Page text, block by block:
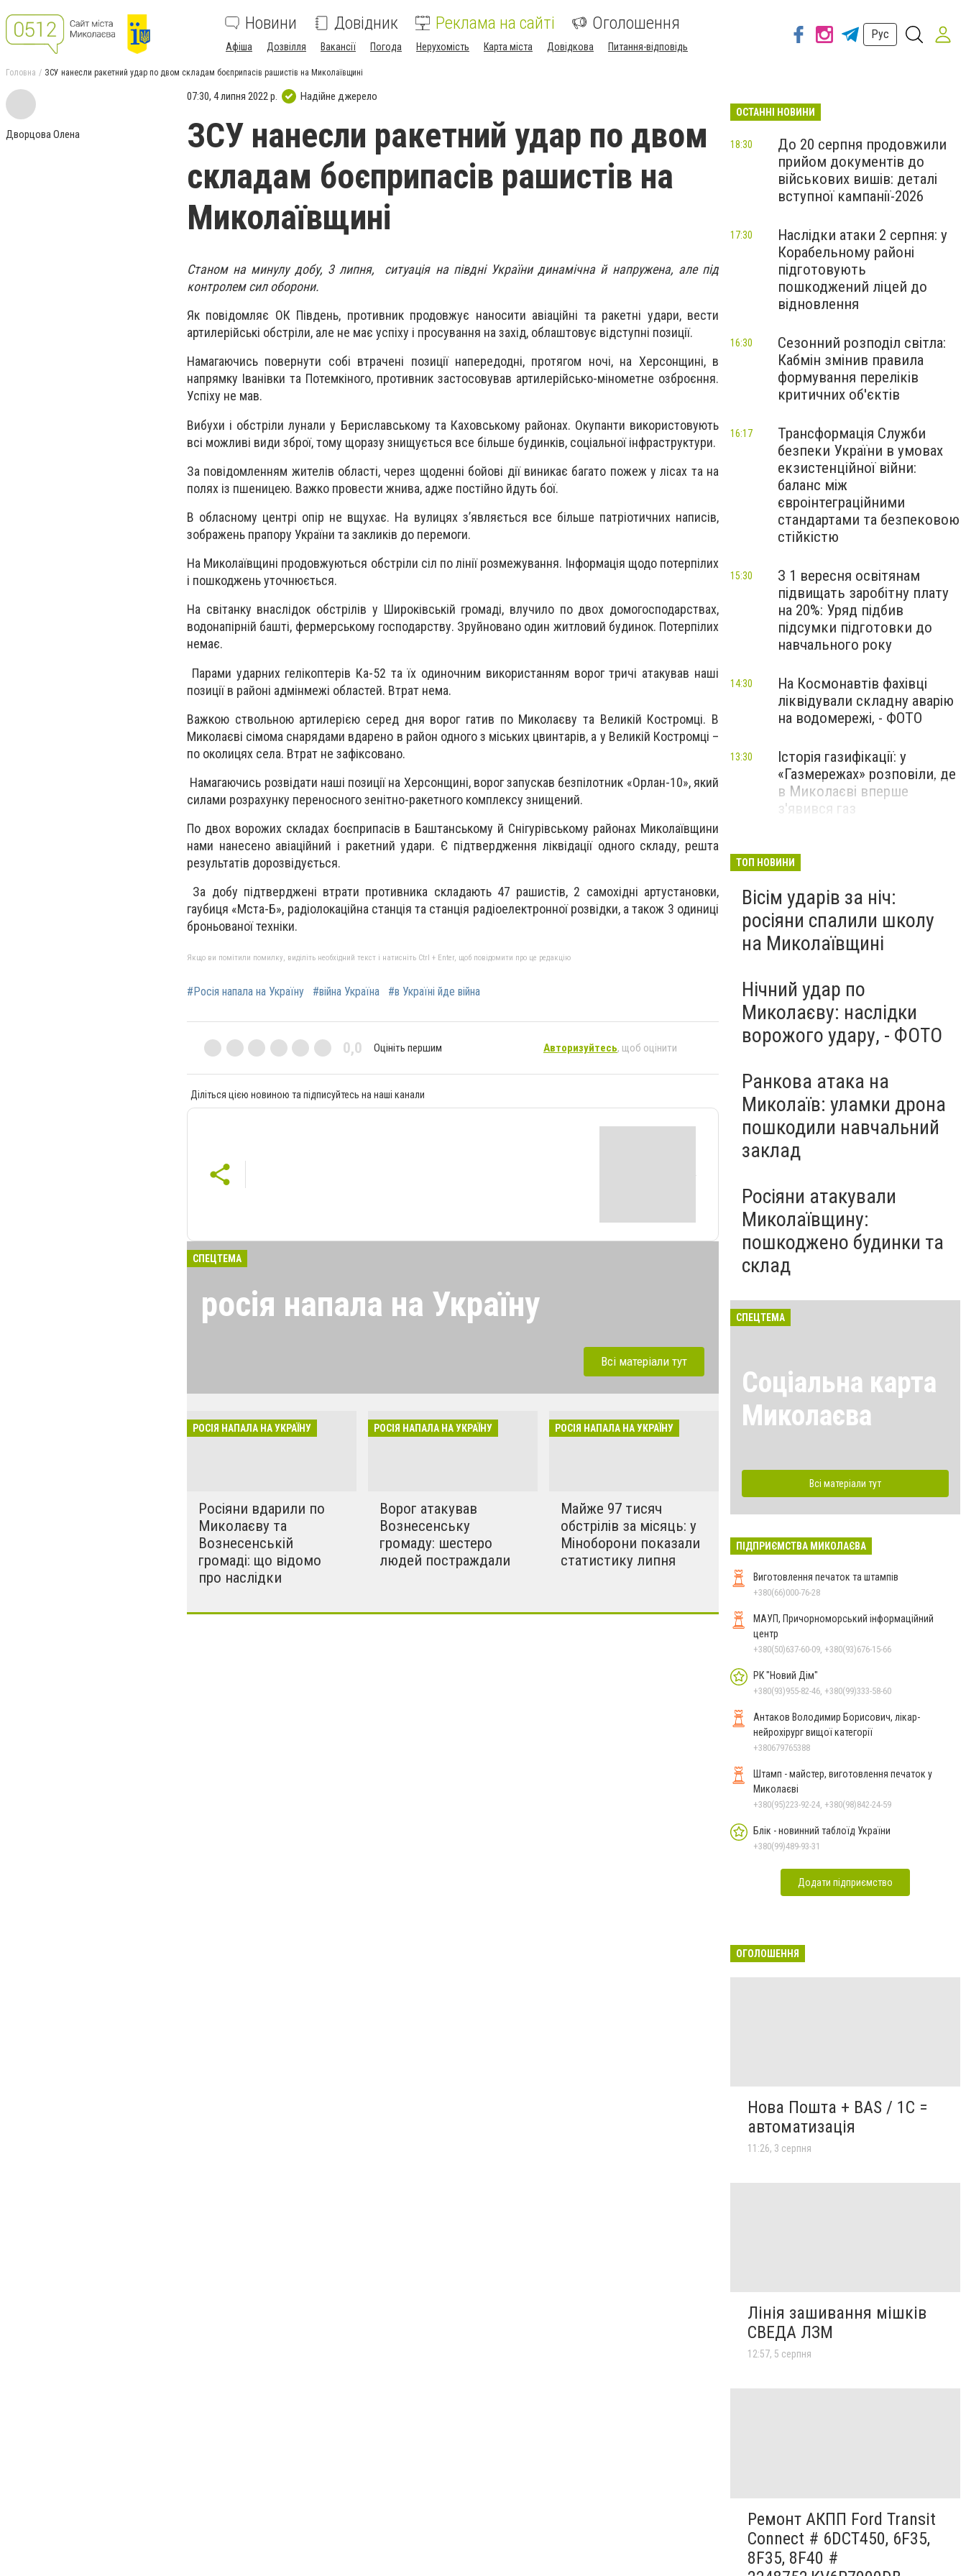
Новини Довідник Реклама на сайті Оголошення
Афіша Дозвілля Вакансії Погода Нерухомість Карта міста Довідкова Питання-відповідь
Рус
Головна ЗСУ нанесли ракетний удар по двом складам боєприпасів рашистів на Миколаївщині
Дворцова Олена
07:30, 4 липня 2022 р. Надійне джерело
ЗСУ нанесли ракетний удар по двом
складам боєприпасів рашистів на
Миколаївщині
Станом на минулу добу, 3 липня, ситуація на півдні України динамічна й напружена, але під
контролем сил оборони.
Як повідомляє ОК Південь, противник продовжує наносити авіаційні та ракетні удари, вести
артилерійські обстріли, але не має успіху і просування на захід, облаштовує відступні позиції.
Намагаючись повернути собі втрачені позиції напередодні, протягом ночі, на Херсонщині, в
напрямку Іванівки та Потемкіного, противник застосовував артилерійсько-мінометне озброєння.
Успіху не мав.
Вибухи і обстріли лунали у Бериславському та Каховському районах. Окупанти використовують
всі можливі види зброї, тому щоразу знищується все більше будинків, соціальної інфраструктури.
За повідомленням жителів області, через щоденні бойові дії виникає багато пожеж у лісах та на
полях із пшеницею. Важко провести жнива, адже постійно йдуть бої.
В обласному центрі опір не вщухає. На вулицях з’являється все більше патріотичних написів,
зображень прапору України та закликів до перемоги.
На Миколаївщині продовжуються обстріли сіл по лінії розмежування. Інформація щодо потерпілих
і пошкоджень уточнюється.
На світанку внаслідок обстрілів у Широківській громаді, влучило по двох домогосподарствах,
водонапірній башті, фермерському господарству. Зруйновано один житловий будинок. Потерпілих
немає.
Парами ударних гелікоптерів Ка-52 та їх одиночним використанням ворог тричі атакував наші
позиції в районі адмінмежі областей. Втрат нема.
Важкою ствольною артилерією серед дня ворог гатив по Миколаєву та Великій Костромці. В
Миколаєві сімома снарядами вдарено в район одного з міських цвинтарів, а у Великій Костромці –
по околицях села. Втрат не зафіксовано.
Намагаючись розвідати наші позиції на Херсонщині, ворог запускав безпілотник «Орлан-10», який
силами розрахунку переносного зенітно-ракетного комплексу знищений.
По двох ворожих складах боєприпасів в Баштанському й Снігурівському районах Миколаївщини
нами нанесено авіаційний і ракетний удари. Є підтвердження ліквідації одного складу, решта
результатів дорозвідується.
За добу підтверджені втрати противника складають 47 рашистів, 2 самохідні артустановки,
гаубиця «Мста-Б», радіолокаційна станція та станція радіоелектронної розвідки, а також 3 одиниці
броньованої техніки.
Якщо ви помітили помилку, виділіть необхідний текст і натисніть Ctrl + Enter, щоб повідомити про це редакцію
#Росія напала на Україну #війна Україна #в Україні йде війна
0,0 Оцініть першим Авторизуйтесь, щоб оцінити
Діліться цією новиною та підписуйтесь на наші канали
СПЕЦТЕМА
росія напала на Україну
розкрадати будинки в селах. Ми боремось
за нашу свободу!!
Всі матеріали тут
РОСІЯ НАПАЛА НА УКРАЇНУ
Росіяни вдарили по
Миколаєву та
Вознесенській
громаді: що відомо
про наслідки
РОСІЯ НАПАЛА НА УКРАЇНУ
Ворог атакував
Вознесенську
громаду: шестеро
людей постраждали
РОСІЯ НАПАЛА НА УКРАЇНУ
Майже 97 тисяч
обстрілів за місяць: у
Міноборони показали
статистику липня
ОСТАННІ НОВИНИ
До 20 серпня продовжили
прийом документів до
військових вишів: деталі
вступної кампанії-2026
18:30
Наслідки атаки 2 серпня: у
Корабельному районі
підготовують
пошкоджений ліцей до
відновлення
17:30
Сезонний розподіл світла:
Кабмін змінив правила
формування переліків
критичних об'єктів
16:30
Трансформація Служби
безпеки України в умовах
екзистенційної війни:
баланс між
євроінтеграційними
стандартами та безпековою
стійкістю
16:17
З 1 вересня освітянам
підвищать заробітну плату
на 20%: Уряд підбив
підсумки підготовки до
навчального року
15:30
На Космонавтів фахівці
ліквідували складну аварію
на водомережі, - ФОТО
14:30
Історія газифікації: у
«Газмережах» розповіли, де
в Миколаєві вперше
з'явився газ
13:30
Миколаєві 2026: шукаємо
перезавантаження
ПАРТНЕРСЬКИЙ СПЕЦПРОЄКТ
ТОП НОВИНИ
Вісім ударів за ніч:
росіяни спалили школу
на Миколаївщині
Нічний удар по
Миколаєву: наслідки
ворожого удару, - ФОТО
Ранкова атака на
Миколаїв: уламки дрона
пошкодили навчальний
заклад
Росіяни атакували
Миколаївщину:
пошкоджено будинки та
склад
СПЕЦТЕМА
Соціальна карта
Миколаєва
Всі матеріали тут
ПІДПРИЄМСТВА МИКОЛАЄВА
Виготовлення печаток та штампів
+380(66)000-76-28
МАУП, Причорноморський інформаційний
центр
+380(50)637-60-09, +380(93)676-15-66
РК "Новий Дім"
+380(93)955-82-46, +380(99)333-58-60
Антаков Володимир Борисович, лікар-
нейрохірург вищої категорії
+380679765388
Штамп - майстер, виготовлення печаток у
Миколаєві
+380(95)223-92-24, +380(98)842-24-59
Блік - новинний таблоїд України
+380(99)489-93-31
Додати підприємство
ОГОЛОШЕННЯ
Нова Пошта + BAS / 1C =
автоматизація
11:26, 3 серпня
Лінія зашивання мішків
СВЕДА ЛЗМ
12:57, 5 серпня
Ремонт АКПП Ford Transit
Connect # 6DCT450, 6F35,
8F35, 8F40 #